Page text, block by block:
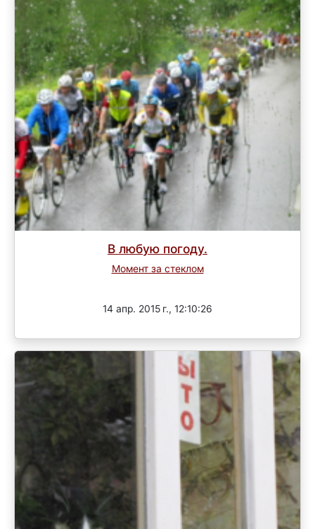
В любую погоду.
Момент за стеклом
14 апр. 2015 г., 12:10:26